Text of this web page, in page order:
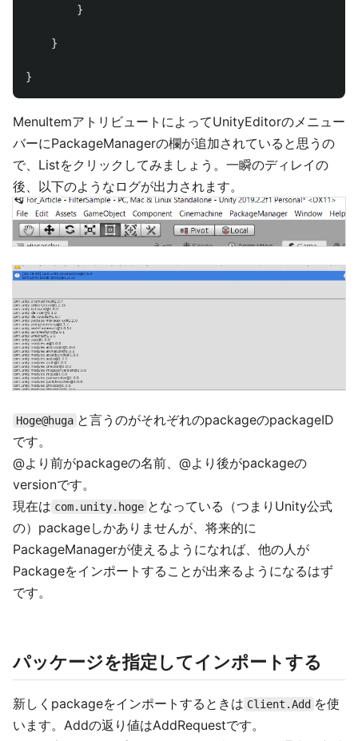
}
}
}
MenuItemアトリビュートによってUnityEditorのメニュー
バーにPackageManagerの欄が追加されていると思うの
で、Listをクリックしてみましょう。一瞬のディレイの
後、以下のようなログが出力されます。
Hoge@huga と言うのがそれぞれのpackageのpackageID
です。
@より前がpackageの名前、@より後がpackageの
versionです。
現在は com.unity.hoge となっている（つまりUnity公式
の）packageしかありませんが、将来的に
PackageManagerが使えるようになれば、他の人が
Packageをインポートすることが出来るようになるはず
です。
パッケージを指定してインポートする
新しくpackageをインポートするときは Client.Add を使
います。Addの返り値はAddRequestです。